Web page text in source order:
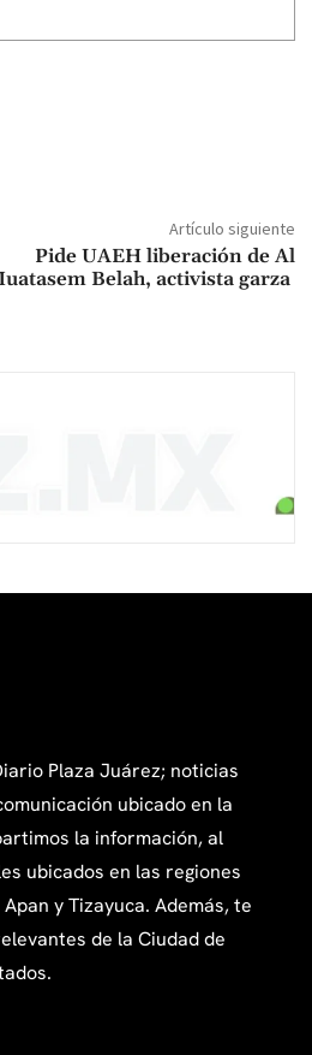
Artículo siguiente
Pide UAEH liberación de Al
Belah, activista garza
Plaza Juárez; noticias
ubicado en la
la información, al
ubicados en las regiones
y Tizayuca. Además, te
de la Ciudad de